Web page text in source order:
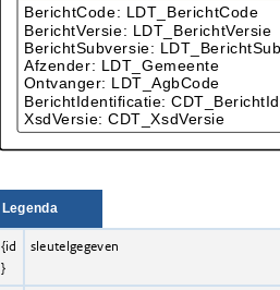
Legenda
{id
}
sleutelgegeven